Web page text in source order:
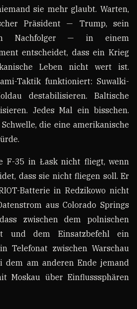
sie mehr glaubt. Warten,
Präsident — Trump, sein
Nachfolger — in einem
entscheidet, dass ein Krieg
Leben nicht wert ist.
Taktik funktioniert: Suwalki-
destabilisieren. Baltische
Jedes Mal ein bisschen.
die eine amerikanische
F-35 in Łask nicht fliegt, wenn
dass sie nicht fliegen soll. Er
Batterie in Redzikowo nicht
aus Colorado Springs
zwischen dem polnischen
und dem Einsatzbefehl ein
Telefonat zwischen Warschau
dem am anderen Ende jemand
Moskau über Einflusssphären